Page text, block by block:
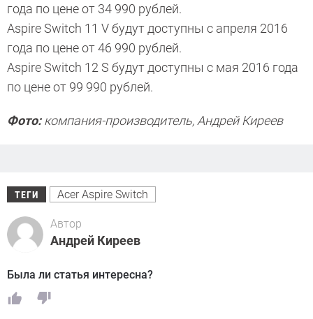
года по цене от 34 990 рублей.
Aspire Switch 11 V будут доступны с апреля 2016
года по цене от 46 990 рублей.
Aspire Switch 12 S будут доступны с мая 2016 года
по цене от 99 990 рублей.
Фото:компания-производитель, Андрей Киреев
ТЕГИ Acer Aspire Switch
Автор
Андрей Киреев
Была ли статья интересна?